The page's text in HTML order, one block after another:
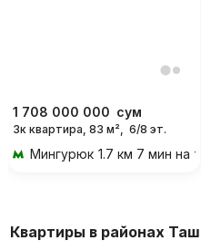
1 708 000 000 сум
3к квартира, 83 м², 6/8 эт.
Мингурюк 1.7 км 7 мин на
Квартиры в районах